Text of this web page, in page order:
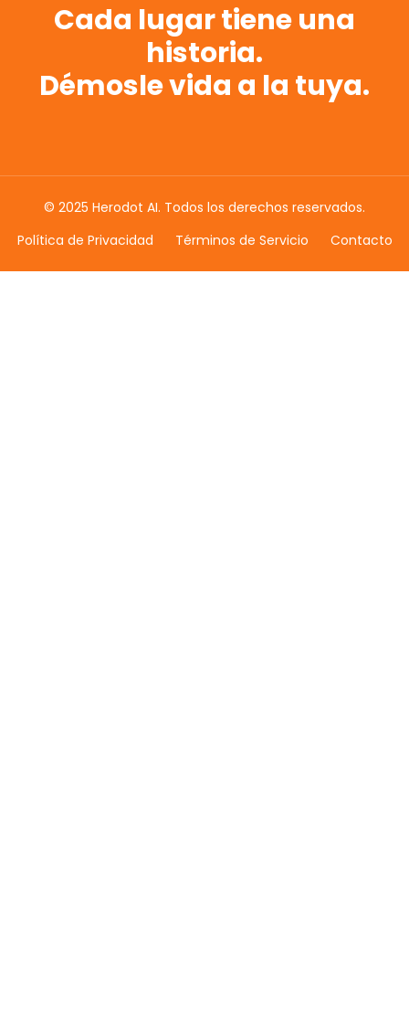
Cada lugar tiene una
historia.
Démosle vida a la tuya.
© 2025 Herodot AI. Todos los derechos reservados.
Política de Privacidad
Términos de Servicio Contacto